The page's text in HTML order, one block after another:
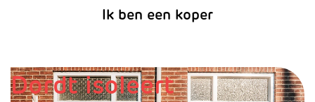
Ik ben een koper
Dordt isoleert